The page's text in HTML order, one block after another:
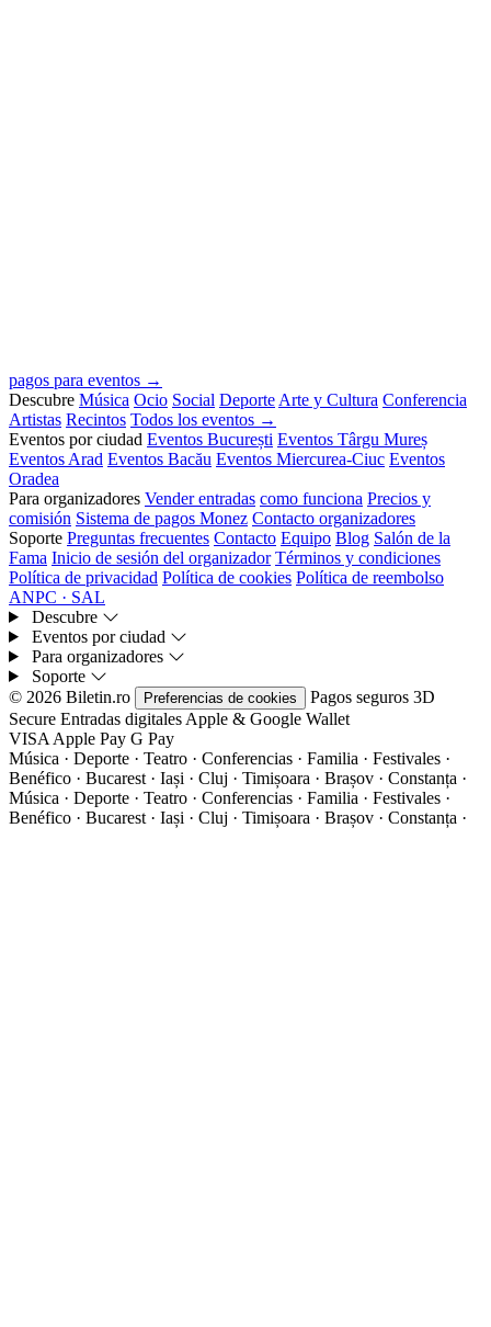
pagos para eventos →
Descubre Música Ocio Social Deporte Arte y Cultura Conferencia
Artistas Recintos Todos los eventos →
Eventos por ciudad Eventos București Eventos Târgu Mureș
Eventos Arad Eventos Bacău Eventos Miercurea-Ciuc Eventos
Oradea
Para organizadores Vender entradas como funciona Precios y
comisión Sistema de pagos Monez Contacto organizadores
Soporte Preguntas frecuentes Contacto Equipo Blog Salón de la
Fama Inicio de sesión del organizador Términos y condiciones
Política de privacidad Política de cookies Política de reembolso
ANPC · SAL
Descubre
Eventos por ciudad
Para organizadores
Soporte
© 2026 Biletin.ro
Preferencias de cookies Pagos seguros 3D
Secure Entradas digitales Apple & Google Wallet
VISA Apple Pay G Pay
Música · Deporte · Teatro · Conferencias · Familia · Festivales ·
Benéfico · Bucarest · Iași · Cluj · Timișoara · Brașov · Constanța ·
Música · Deporte · Teatro · Conferencias · Familia · Festivales ·
Benéfico · Bucarest · Iași · Cluj · Timișoara · Brașov · Constanța ·